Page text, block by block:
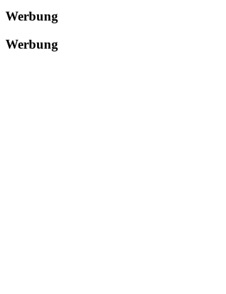
Werbung
Werbung